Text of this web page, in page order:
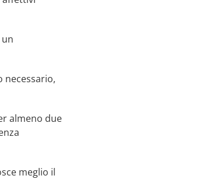
necessario,
almeno due
meglio il